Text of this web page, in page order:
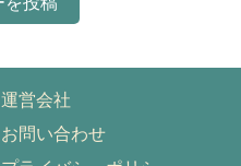
運営会社
お問い合わせ